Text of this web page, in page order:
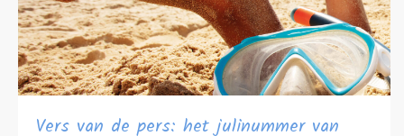
Vers van de pers: het julinummer van